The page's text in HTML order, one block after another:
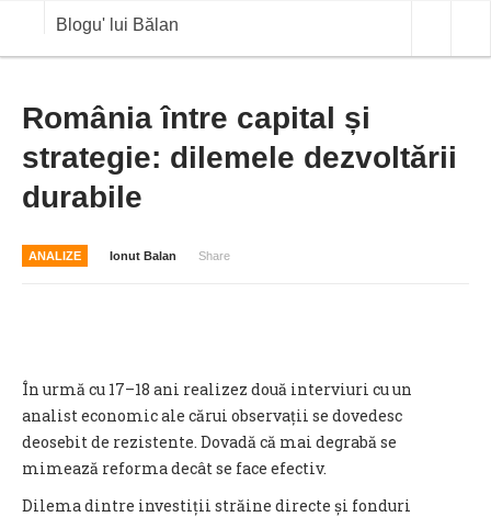
Blogu' lui Bălan
ANALIZE
BLOG IN DIALOG
România între capital și
strategie: dilemele dezvoltării
durabile
ANALIZE Ionut Balan Share
În urmă cu 17–18 ani realizez două interviuri cu un
analist economic ale cărui observații se dovedesc
deosebit de rezistente. Dovadă că mai degrabă se
mimează reforma decât se face efectiv.
Dilema dintre investiții străine directe și fonduri